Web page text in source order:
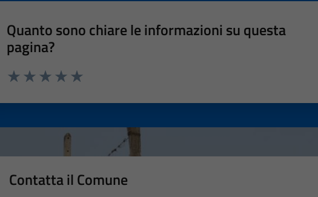
Quanto sono chiare le informazioni su questa
pagina?
Contatta il Comune